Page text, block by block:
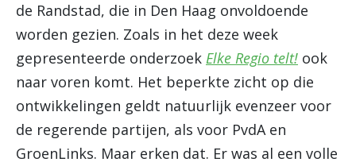
de Randstad, die in Den Haag onvoldoende
worden gezien. Zoals in het deze week
gepresenteerde onderzoek Elke Regio telt! ook
naar voren komt. Het beperkte zicht op die
ontwikkelingen geldt natuurlijk evenzeer voor
de regerende partijen, als voor PvdA en
GroenLinks. Maar erken dat. Er was al een volle